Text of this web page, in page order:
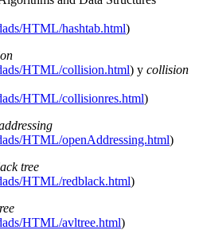
HTML/hashtab.html)
HTML/collision.html) y collision
HTML/collisionres.html)
HTML/openAddressing.html)
tree
HTML/redblack.html)
HTML/avltree.html)